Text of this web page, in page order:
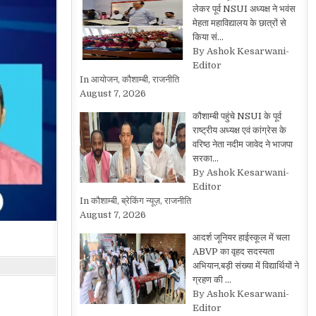
लेकर पूर्व NSUI अध्यक्ष ने भवंस
मेहता महाविद्यालय के छात्रों से
किया सं…
By Ashok Kesarwani-
Editor
In आयोजन, कौशाम्बी, राजनीति
August 7, 2026
कौशाम्बी पहुंचे NSUI के पूर्व
राष्ट्रीय अध्यक्ष एवं कांग्रेस के
वरिष्ठ नेता नदीम जावेद ने भाजपा
सरका…
By Ashok Kesarwani-
Editor
In कौशाम्बी, ब्रेकिंग न्यूज़, राजनीति
August 7, 2026
आदर्श जूनियर हाईस्कूल में चला
ABVP का वृहद सदस्यता
अभियान,बड़ी संख्या में विद्यार्थियों ने
ग्रहण की …
By Ashok Kesarwani-
Editor